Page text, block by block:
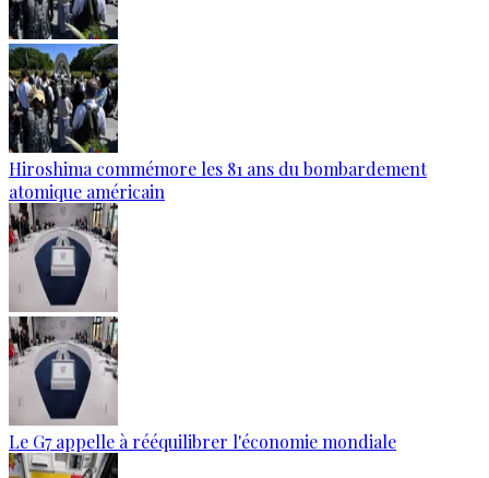
Hiroshima commémore les 81 ans du bombardement
atomique américain
Le G7 appelle à rééquilibrer l'économie mondiale